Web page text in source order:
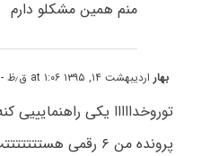
منم همین مشکلو دارم
بهار اردیبهشت ۱۴, ۱۳۹۵ at ۱:۰۶ ق٫ظ - Reply
توروخدااااا یکی راهنمایییی
پرونده من ۶ رقمی